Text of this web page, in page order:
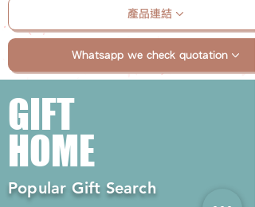
產品連結
Whatsapp we check quotation
GIFT
HOME
Popular Gift Search